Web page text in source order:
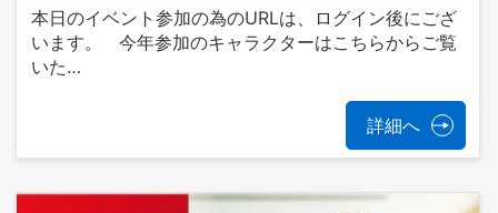
本日のイベント参加の為のURLは、ログイン後にござ
います。 今年参加のキャラクターはこちらからご覧
いた…
詳細へ